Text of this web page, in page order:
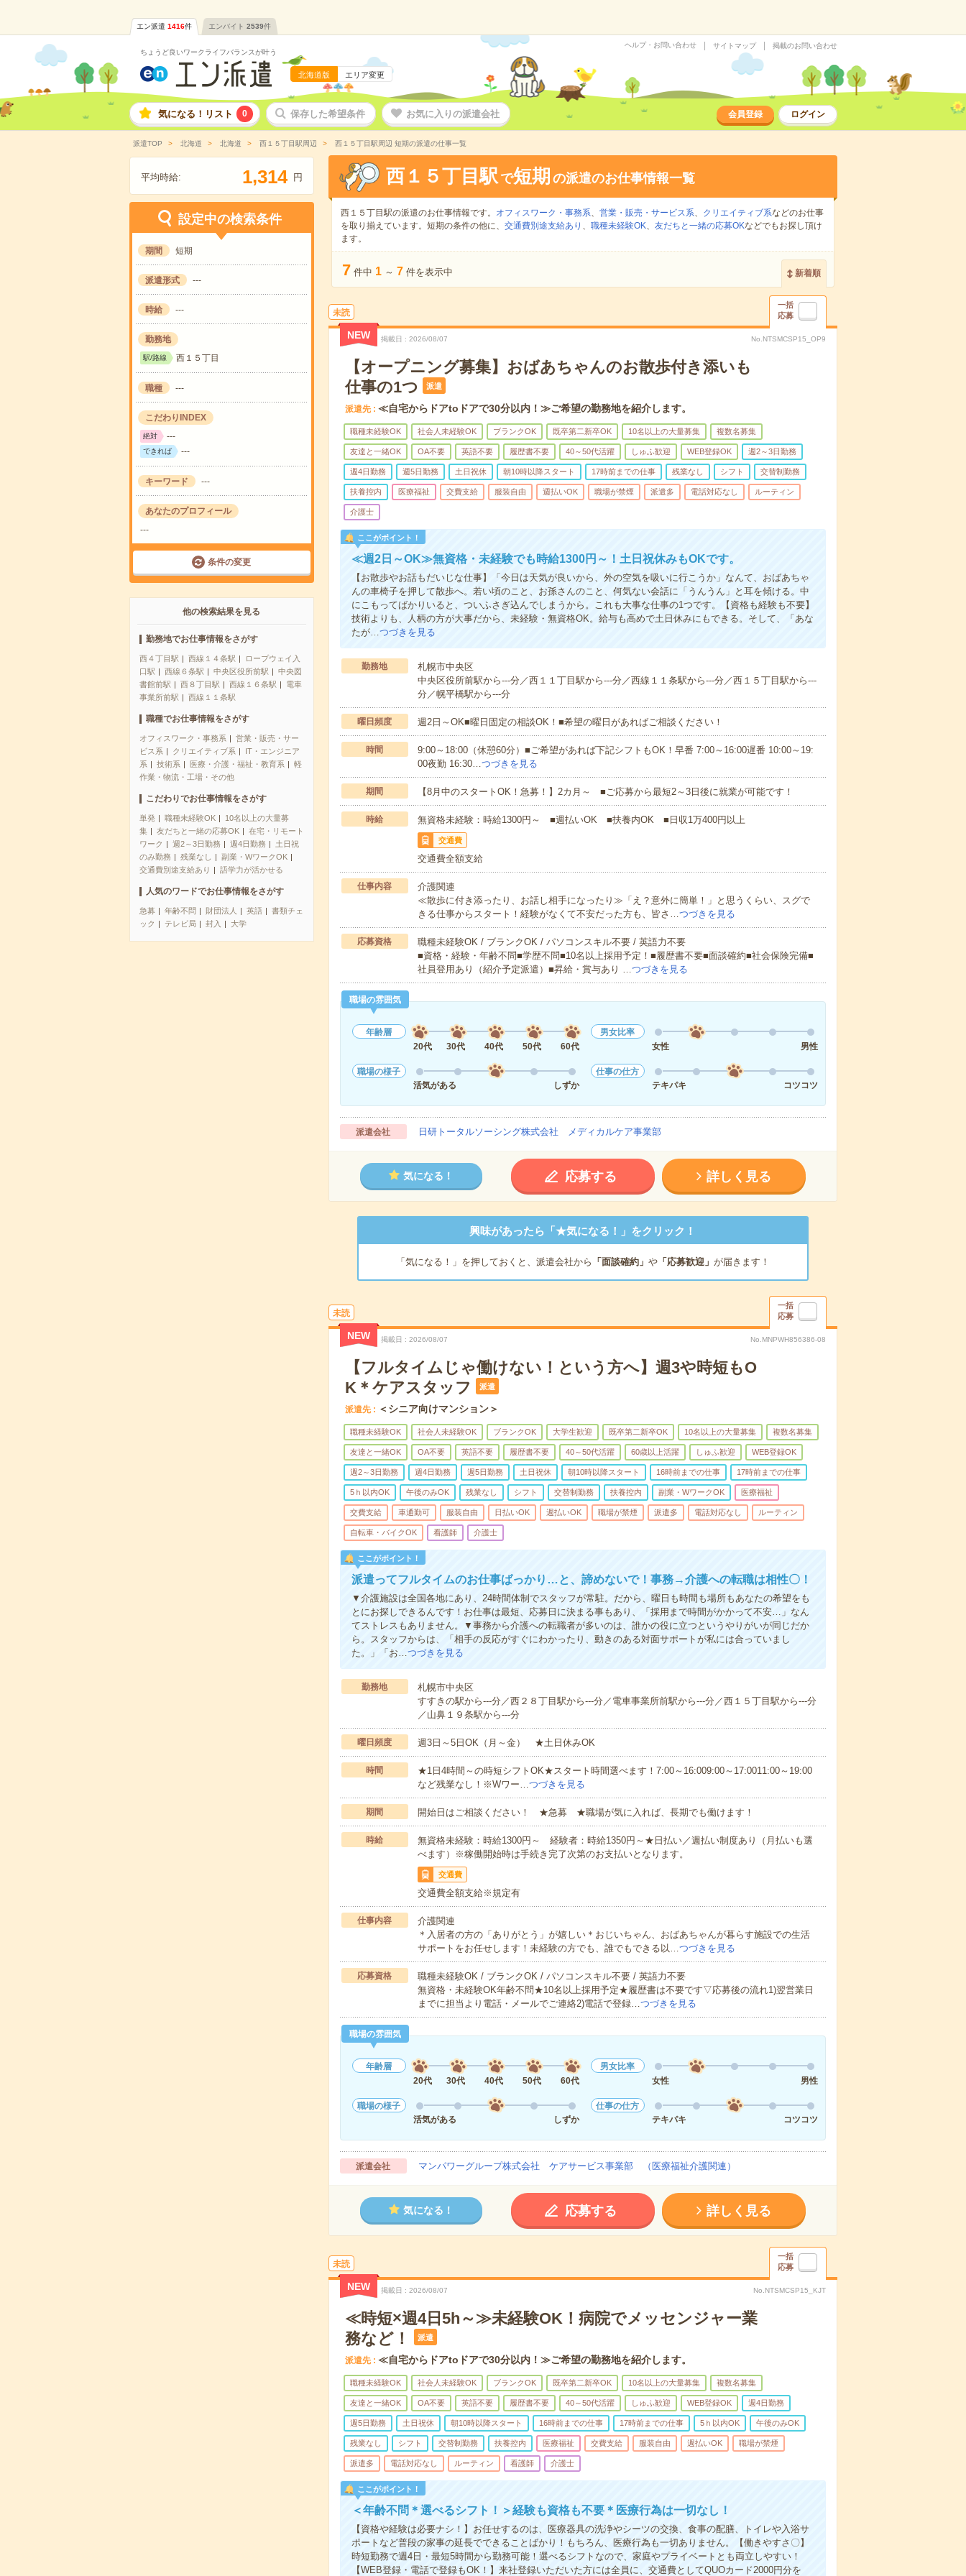
エン派遣 1416件 エンバイト 2539件
ちょうど良いワークライフバランスが叶う
北海道版 エリア変更
ヘルプ・お問い合わせ サイトマップ 掲載のお問い合わせ
気になる！リスト 0 保存した希望条件 お気に入りの派遣会社 会員登録 ログイン
派遣TOP 北海道 北海道 西１５丁目駅周辺 西１５丁目駅周辺 短期の派遣の仕事一覧
平均時給: 1,314 円
設定中の検索条件
期間 短期
派遣形式 ---
時給 ---
勤務地
駅/路線 西１５丁目
職種 ---
こだわりINDEX
絶対 ---
できれば ---
キーワード ---
あなたのプロフィール
---
条件の変更
他の検索結果を見る
勤務地でお仕事情報をさがす
西４丁目駅 西線１４条駅
ロープウェイ入
口駅
西線６条駅 中央区役所前駅
中央図
書館前駅
西８丁目駅 西線１６条駅
電車
事業所前駅
西線１１条駅
職種でお仕事情報をさがす
オフィスワーク・事務系
営業・販売・サー
ビス系
クリエイティブ系
IT・エンジニア
系
技術系 医療・介護・福祉・教育系
軽
作業・物流・工場・その他
こだわりでお仕事情報をさがす
単発 職種未経験OK
10名以上の大量募
集
友だちと一緒の応募OK
在宅・リモート
ワーク
週2～3日勤務 週4日勤務
土日祝
のみ勤務
残業なし
副業・WワークOK
交通費別途支給あり
語学力が活かせる
人気のワードでお仕事情報をさがす
急募 年齢不問 財団法人 英語
書類チェ
ック
テレビ局 封入 大学
西１５丁目駅 で短期 の派遣のお仕事情報一覧
西１５丁目駅の派遣のお仕事情報です。 オフィスワーク・事務系、 営業・販売・サービス系、 クリエイティブ系などのお仕事
を取り揃えています。短期の条件の他に、 交通費別途支給あり 、 職種未経験OK、 友だちと一緒の応募OKなどでもお探し頂け
ます。
7 件中 1 ～ 7 件を表示中 新着順
未読
一括
応募
NEW 掲載日 2026/08/07 No.NTSMCSP15_OP9
【オープニング募集】おばあちゃんのお散歩付き添いも
仕事の1つ
派遣
派遣先 ≪自宅からドアtoドアで30分以内！≫ご希望の勤務地を紹介します。
職種未経験OK 社会人未経験OK ブランクOK 既卒第二新卒OK 10名以上の大量募集 複数名募集
友達と一緒OK OA不要 英語不要 履歴書不要 40～50代活躍 しゅふ歓迎 WEB登録OK 週2～3日勤務
週4日勤務 週5日勤務 土日祝休 朝10時以降スタート 17時前までの仕事 残業なし シフト 交替制勤務
扶養控内 医療福祉 交費支給 服装自由 週払いOK 職場が禁煙 派遣多 電話対応なし ルーティン
介護士
ここがポイント！
≪週2日～OK≫無資格・未経験でも時給1300円～！土日祝休みもOKです。
【お散歩やお話もだいじな仕事】「今日は天気が良いから、外の空気を吸いに行こうか」なんて、おばあちゃ
んの車椅子を押して散歩へ。若い頃のこと、お孫さんのこと、何気ない会話に「うんうん」と耳を傾ける。中
にこもってばかりいると、ついふさぎ込んでしまうから。これも大事な仕事の1つです。【資格も経験も不要】
技術よりも、人柄の方が大事だから、未経験・無資格OK。給与も高めで土日休みにもできる。そして、「あな
たが…つづきを見る
勤務地
札幌市中央区
中央区役所前駅から---分／西１１丁目駅から---分／西線１１条駅から---分／西１５丁目駅から---
分／幌平橋駅から---分
曜日頻度 週2日～OK■曜日固定の相談OK！■希望の曜日があればご相談ください！
時間
9:00～18:00（休憩60分）■ご希望があれば下記シフトもOK！早番 7:00～16:00遅番 10:00～19:
00夜勤 16:30…つづきを見る
期間 【8月中のスタートOK！急募！】2カ月～ ■ご応募から最短2～3日後に就業が可能です！
時給 無資格未経験：時給1300円～ ■週払いOK ■扶養内OK ■日収1万400円以上
交通費
交通費全額支給
仕事内容
介護関連
≪散歩に付き添ったり、お話し相手になったり≫「え？意外に簡単！」と思うくらい、スグで
きる仕事からスタート！経験がなくて不安だった方も、皆さ…つづきを見る
応募資格
職種未経験OK / ブランクOK / パソコンスキル不要 / 英語力不要
■資格・経験・年齢不問■学歴不問■10名以上採用予定！■履歴書不要■面談確約■社会保険完備■
社員登用あり（紹介予定派遣）■昇給・賞与あり …つづきを見る
職場の雰囲気
年齢層
20代
30代 40代 50代 60代
男女比率
女性
男性
職場の様子
活気がある
しずか
仕事の仕方
テキパキ
コツコツ
派遣会社 日研トータルソーシング株式会社 メディカルケア事業部
気になる！ 応募する 詳しく見る
興味があったら「★気になる！」をクリック！
「気になる！」を押しておくと、派遣会社から 「面談確約」 や「応募歓迎」 が届きます！
未読
一括
応募
NEW 掲載日 2026/08/07 No.MNPWH856386-08
【フルタイムじゃ働けない！という方へ】週3や時短もO
K＊ケアスタッフ
派遣
派遣先 ＜シニア向けマンション＞
職種未経験OK 社会人未経験OK ブランクOK 大学生歓迎 既卒第二新卒OK 10名以上の大量募集 複数名募集
友達と一緒OK OA不要 英語不要 履歴書不要 40～50代活躍 60歳以上活躍 しゅふ歓迎 WEB登録OK
週2～3日勤務 週4日勤務 週5日勤務 土日祝休 朝10時以降スタート 16時前までの仕事 17時前までの仕事
5ｈ以内OK 午後のみOK 残業なし シフト 交替制勤務 扶養控内 副業・WワークOK 医療福祉
交費支給 車通勤可 服装自由 日払いOK 週払いOK 職場が禁煙 派遣多 電話対応なし ルーティン
自転車・バイクOK 看護師 介護士
ここがポイント！
派遣ってフルタイムのお仕事ばっかり…と、諦めないで！事務→介護への転職は相性〇！
▼介護施設は全国各地にあり、24時間体制でスタッフが常駐。だから、曜日も時間も場所もあなたの希望をも
とにお探しできるんです！お仕事は最短、応募日に決まる事もあり、「採用まで時間がかかって不安…」なん
てストレスもありません。▼事務から介護への転職者が多いのは、誰かの役に立つというやりがいが同じだか
ら。スタッフからは、「相手の反応がすぐにわかったり、動きのある対面サポートが私には合っていまし
た。」「お…つづきを見る
勤務地
札幌市中央区
すすきの駅から---分／西２８丁目駅から---分／電車事業所前駅から---分／西１５丁目駅から---分
／山鼻１９条駅から---分
曜日頻度 週3日～5日OK（月～金） ★土日休みOK
時間
★1日4時間～の時短シフトOK★スタート時間選べます！7:00～16:009:00～17:0011:00～19:00
など残業なし！※Wワー…つづきを見る
期間 開始日はご相談ください！ ★急募 ★職場が気に入れば、長期でも働けます！
時給
無資格未経験：時給1300円～ 経験者：時給1350円～★日払い／週払い制度あり（月払いも選
べます）※稼働開始時は手続き完了次第のお支払いとなります。
交通費
交通費全額支給※規定有
仕事内容
介護関連
＊入居者の方の「ありがとう」が嬉しい＊おじいちゃん、おばあちゃんが暮らす施設での生活
サポートをお任せします！未経験の方でも、誰でもできる以…つづきを見る
応募資格
職種未経験OK / ブランクOK / パソコンスキル不要 / 英語力不要
無資格・未経験OK年齢不問★10名以上採用予定★履歴書は不要です▽応募後の流れ1)翌営業日
までに担当より電話・メールでご連絡2)電話で登録…つづきを見る
職場の雰囲気
年齢層
20代
30代 40代 50代 60代
男女比率
女性
男性
職場の様子
活気がある
しずか
仕事の仕方
テキパキ
コツコツ
派遣会社 マンパワーグループ株式会社 ケアサービス事業部 （医療福祉介護関連）
気になる！ 応募する 詳しく見る
未読
一括
応募
NEW 掲載日 2026/08/07 No.NTSMCSP15_KJT
≪時短×週4日5h～≫未経験OK！病院でメッセンジャー業
務など！
派遣
派遣先 ≪自宅からドアtoドアで30分以内！≫ご希望の勤務地を紹介します。
職種未経験OK 社会人未経験OK ブランクOK 既卒第二新卒OK 10名以上の大量募集 複数名募集
友達と一緒OK OA不要 英語不要 履歴書不要 40～50代活躍 しゅふ歓迎 WEB登録OK 週4日勤務
週5日勤務 土日祝休 朝10時以降スタート 16時前までの仕事 17時前までの仕事 5ｈ以内OK 午後のみOK
残業なし シフト 交替制勤務 扶養控内 医療福祉 交費支給 服装自由 週払いOK 職場が禁煙
派遣多 電話対応なし ルーティン 看護師 介護士
ここがポイント！
＜年齢不問＊選べるシフト！＞経験も資格も不要＊医療行為は一切なし！
【資格や経験は必要ナシ！】お任せするのは、医療器具の洗浄やシーツの交換、食事の配膳、トイレや入浴サ
ポートなど普段の家事の延長でできることばかり！もちろん、医療行為も一切ありません。【働きやすさ〇】
時短勤務で週4日・最短5時間から勤務可能！選べるシフトなので、家庭やプライベートとも両立しやすい！
【WEB登録・電話で登録もOK！】来社登録いただいた方には全員に、交通費としてQUOカード2000円分を